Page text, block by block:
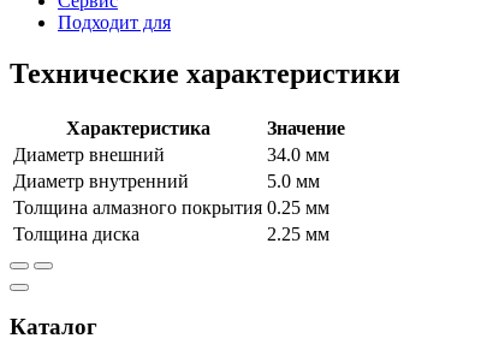
Подходит для
Технические характеристики
Характеристика
Значение
Диаметр внешний
34.0 мм
Диаметр внутренний
5.0 мм
Толщина алмазного покрытия 0.25 мм
Толщина диска
2.25 мм
Каталог